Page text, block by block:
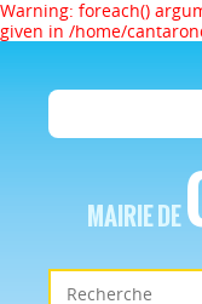
Warning: foreach()
given in /home/
MAIRIE DE